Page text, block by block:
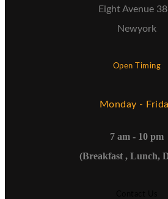
Eight Avenue
Newyork
Open Timing
Monday -
7 am - 10 pm
(Breakfast , Lunch,